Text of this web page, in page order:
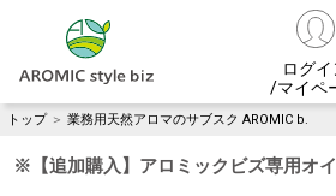
ログイ
/マイペ
トップ ＞ 業務用天然アロマのサブスク AROMIC b.
※【追加購入】アロミックビズ専用オ